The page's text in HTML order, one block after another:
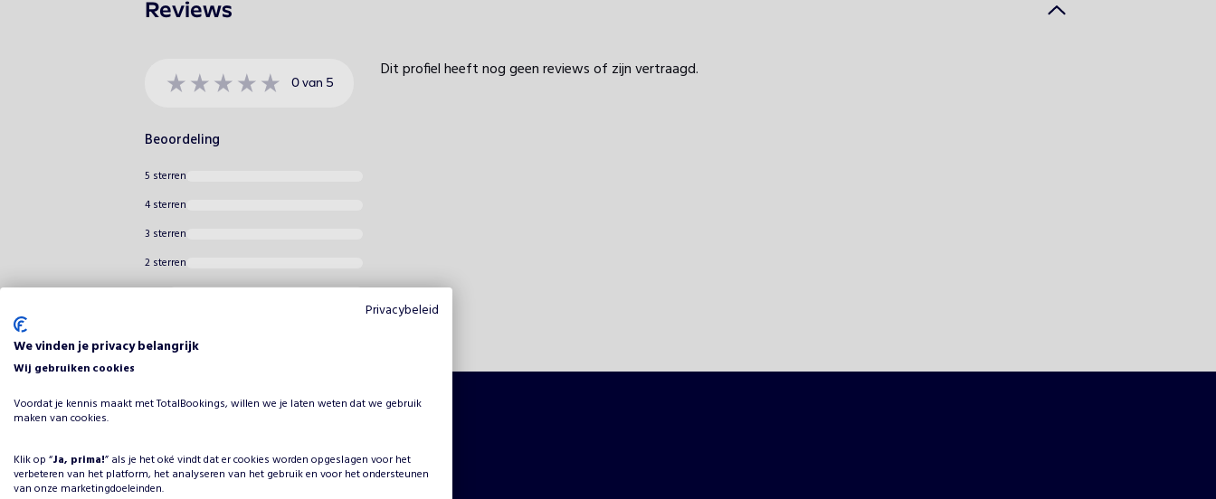
Reviews
0van 5
Beoordeling
5 sterren
4 sterren
3 sterren
2 sterren
1 ster
Dit profiel heeft nog geen reviews of zijn vertraagd.
Privacybeleid
We vinden je privacy belangrijk
Wij gebruiken cookies
Voordat je kennis maakt met TotalBookings, willen we je laten weten dat we gebruik
maken van cookies.
Klik op “Ja, prima!” als je het oké vindt dat er cookies worden opgeslagen voor het
verbeteren van het platform, het analyseren van het gebruik en voor het ondersteunen
van onze marketingdoeleinden.